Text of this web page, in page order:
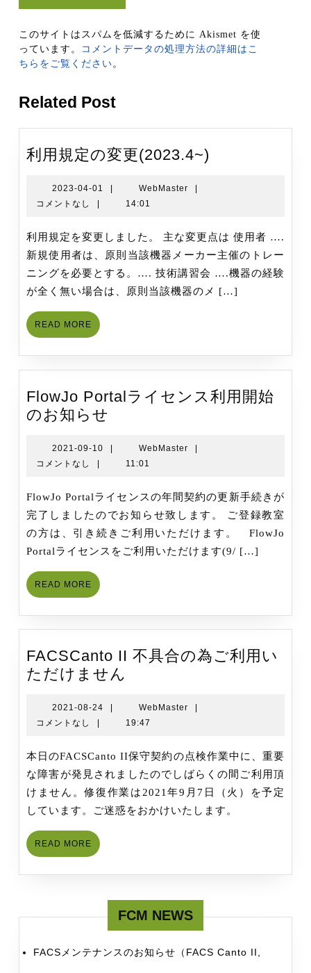
このサイトはスパムを低減するために Akismet を使
っています。
コメントデータの処理方法の詳細はこ
ちらをご覧ください。
Related Post
利用規定の変更(2023.4~)
変
更
(2023.4~)
2023-04-01
2023-
WebMaster WebMaster
コメントなし
14:01
利用規定を変更しました。 主な変更点は 使用者 ….
新規使用者は、原則当該機器メーカー主催のトレー
ニングを必要とする。…. 技術講習会 ….機器の経験
が全く無い場合は、原則当該機器のメ […]
READ MORE READ
MORE
FlowJo Portalライセンス利用開始
のお知らせ
ラ
ン
ス
利
用
の
お
知
ら
せ
2021-09-10
2021-
| WebMaster WebMaster
|
コメントなし
| 11:01
FlowJo Portalライセンスの年間契約の更新手続きが
完了しましたのでお知らせ致します。 ご登録教室
の方は、引き続きご利用いただけます。 FlowJo
Portalライセンスをご利用いただけます(9/ […]
READ MORE READ
MORE
FACSCanto II 不具合の為ご利用い
ただけません
不
具
の
為
ご
利
た
け
ま
せ
ん
2021-08-24
2021-
WebMaster WebMaster
コメントなし
19:47
本日のFACSCanto II保守契約の点検作業中に、重要
な障害が発見されましたのでしばらくの間ご利用頂
けません。修復作業は2021年9月7日（火）を予定
しています。ご迷惑をおかけいたします。
READ MORE READ
MORE
FCM NEWS
FACSメンテナンスのお知らせ（FACS Canto II,